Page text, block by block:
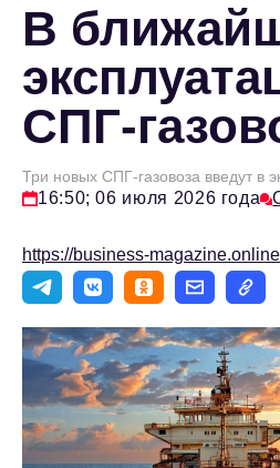
В
СПГ-
Три новых СПГ-газовоза введут в
16:50; 06 июля 2026 года
https://business-magazine.online